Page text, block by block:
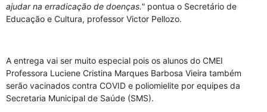
ajudar na erradicação de doenças." pontua o Secretário de
Educação e Cultura, professor Victor Pellozo.
A entrega vai ser muito especial pois os alunos do CMEI
Professora Luciene Cristina Marques Barbosa Vieira também
serão vacinados contra COVID e poliomielite por equipes da
Secretaria Municipal de Saúde (SMS).